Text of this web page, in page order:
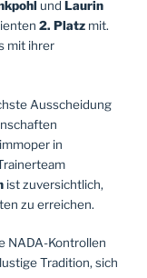
und Laurin
2. Platz mit.
mit ihrer
Ausscheidung
in
ist zuversichtlich,
zu erreichen.
NADA-Kontrollen
Tradition, sich